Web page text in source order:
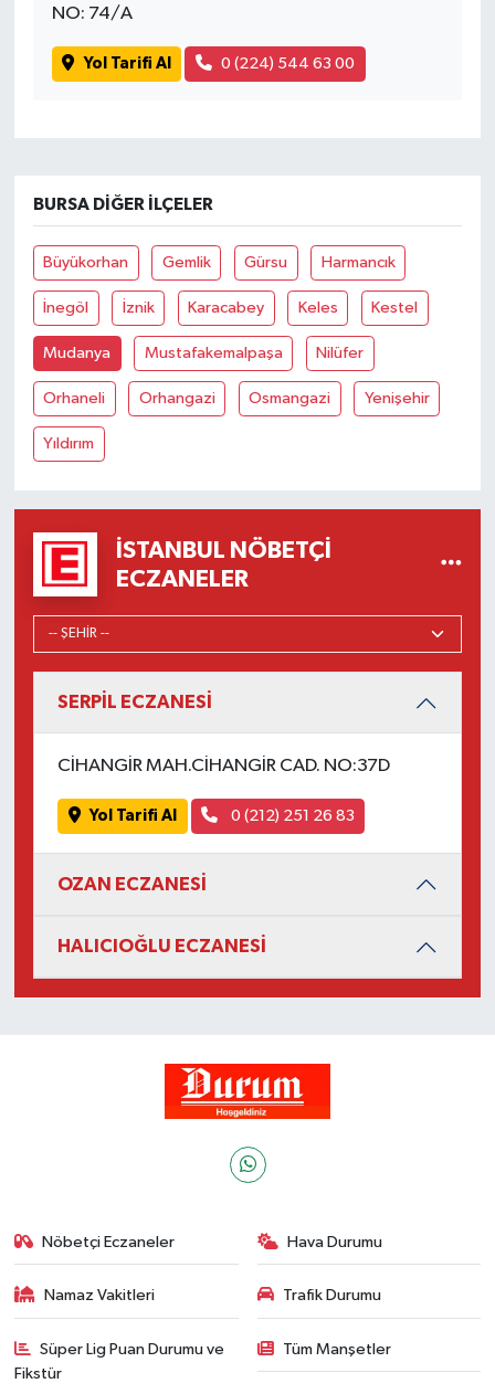
NO: 74/A
Yol Tarifi Al 0 (224) 544 63 00
BURSA DIĞER İLÇELER
Büyükorhan Gemlik Gürsu Harmancık
İnegöl İznik Karacabey Keles Kestel
Mudanya Mustafakemalpaşa Nilüfer
Orhaneli Orhangazi Osmangazi Yenişehir
Yıldırım
İSTANBUL NÖBETÇI
ECZANELER
SERPİL ECZANESİ
CİHANGİR MAH.CİHANGİR CAD. NO:37D
Yol Tarifi Al 0 (212) 251 26 83
OZAN ECZANESİ
HALICIOĞLU ECZANESİ
Nöbetçi Eczaneler Hava Durumu
Namaz Vakitleri Trafik Durumu
Süper Lig Puan Durumu ve
Fikstür
Tüm Manşetler